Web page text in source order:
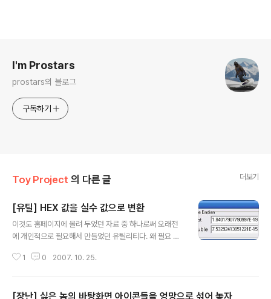
I'm Prostars
prostars의 블로그
구독하기
Toy Project 의 다른 글 더보기
[유틸] HEX 값을 실수 값으로 변환
이것도 홈페이지에 올려 두었던 자료 중 하나로써 오래전
에 개인적으로 필요해서 만들었던 유틸리티다. 왜 필요 했
렸던 글의 전문이다. (오타 등을 약간 고쳤다) ----------
나 기타 덤프 로그 볼 때 정수형 값들은 대강 헥사을 눈으로
1 0 2007. 10. 25.
[장난] 싫은 놈의 바탕화면 아이콘들을 엉망으로 섞어 놓자